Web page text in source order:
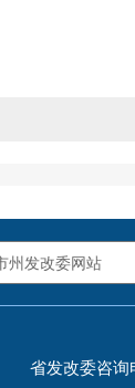
省发改委咨询